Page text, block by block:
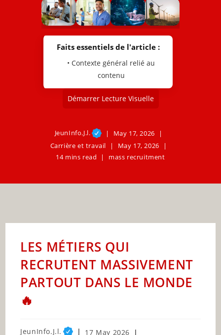
Faits essentiels de l'article :
• Contexte général relié au
contenu
Démarrer Lecture Visuelle
JeunInfo.J.l.
May 17, 2026
Carrière et travail
May 17, 2026
14 mins read
mass recruitment
LES MÉTIERS QUI
RECRUTENT MASSIVEMENT
PARTOUT DANS LE MONDE
🔥
Post
JeunInfo.J.l.
Post
17 May 2026